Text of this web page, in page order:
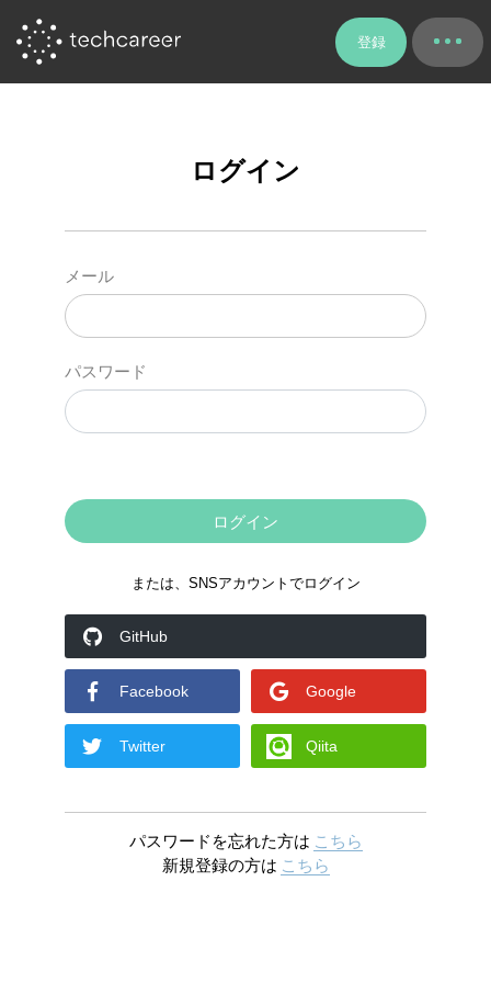
登録
ログイン
メール
パスワード
または、SNSアカウントでログイン
GitHub
Facebook Google
Twitter Qiita
パスワードを忘れた方は こちら
新規登録の方は こちら